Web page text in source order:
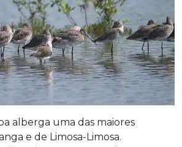
alberga uma das maiores
e de Limosa-Limosa.